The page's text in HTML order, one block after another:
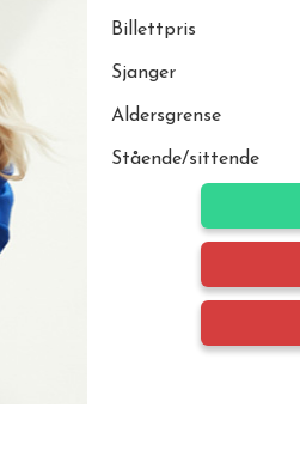
Billettpris
Sjanger
Aldersgrense
Stående/sittende